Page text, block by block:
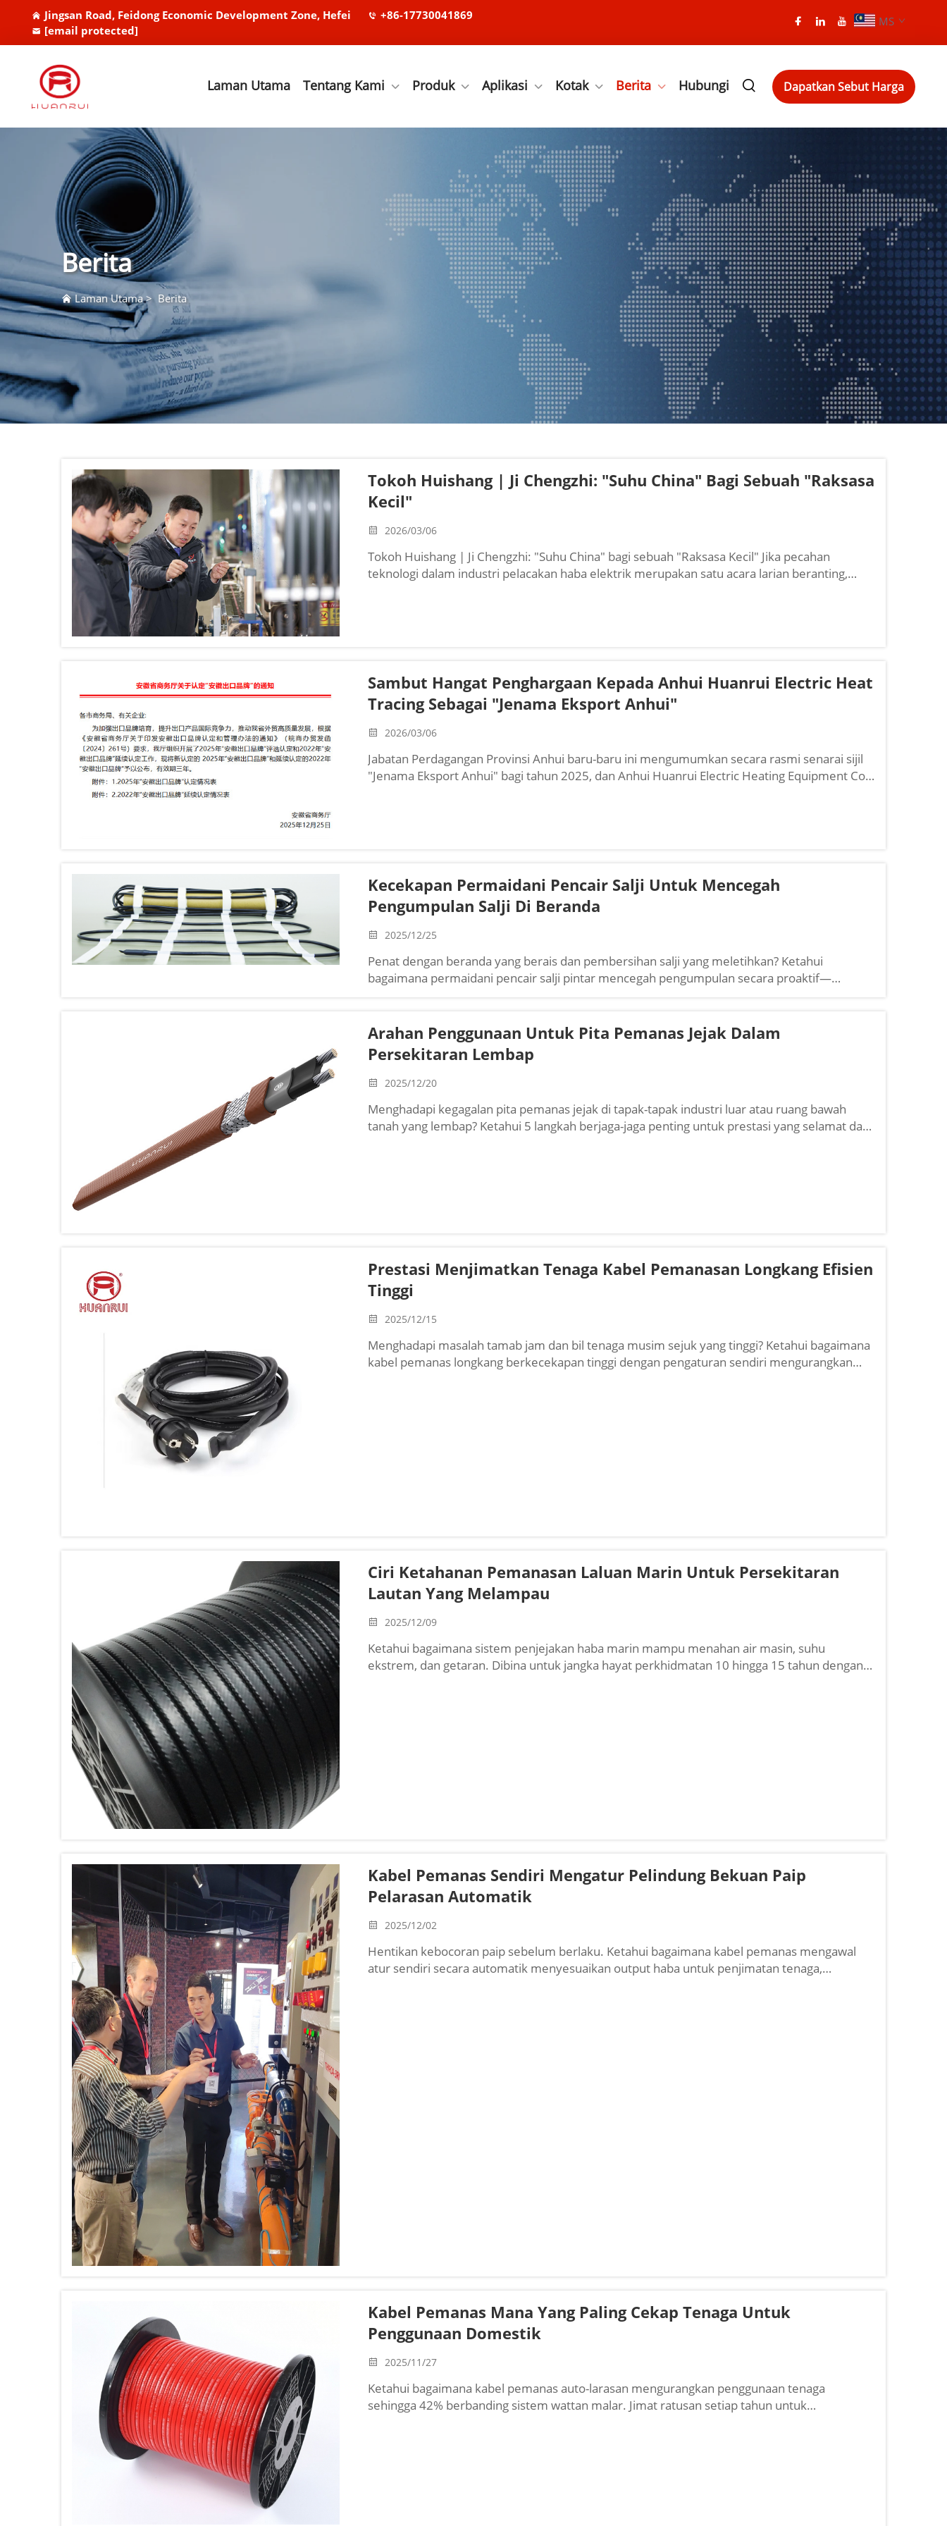
Jingsan Road, Feidong Economic Development Zone, Hefei
+86-17730041869
[email protected]
MS
Laman Utama Tentang Kami Produk Aplikasi Kotak Berita Hubungi Dapatkan Sebut Harga
Berita
Laman Utama> Berita
Tokoh Huishang | Ji Chengzhi: "Suhu China" Bagi Sebuah "Raksasa
Kecil"
2026/03/06
Tokoh Huishang | Ji Chengzhi: "Suhu China" bagi sebuah "Raksasa Kecil" Jika pecahan
teknologi dalam industri pelacakan haba elektrik merupakan satu acara larian beranting,
Sambut Hangat Penghargaan Kepada Anhui Huanrui Electric Heat
Tracing Sebagai "Jenama Eksport Anhui"
2026/03/06
Jabatan Perdagangan Provinsi Anhui baru-baru ini mengumumkan secara rasmi senarai sijil
"Jenama Eksport Anhui" bagi tahun 2025, dan Anhui Huanrui Electric Heating Equipment Co.,
Kecekapan Permaidani Pencair Salji Untuk Mencegah
Pengumpulan Salji Di Beranda
2025/12/25
Penat dengan beranda yang berais dan pembersihan salji yang meletihkan? Ketahui
bagaimana permaidani pencair salji pintar mencegah pengumpulan secara proaktif—
Arahan Penggunaan Untuk Pita Pemanas Jejak Dalam
Persekitaran Lembap
2025/12/20
Menghadapi kegagalan pita pemanas jejak di tapak-tapak industri luar atau ruang bawah
tanah yang lembap? Ketahui 5 langkah berjaga-jaga penting untuk prestasi yang selamat dan
Prestasi Menjimatkan Tenaga Kabel Pemanasan Longkang Efisien
Tinggi
2025/12/15
Menghadapi masalah tamab jam dan bil tenaga musim sejuk yang tinggi? Ketahui bagaimana
kabel pemanas longkang berkecekapan tinggi dengan pengaturan sendiri mengurangkan
Ciri Ketahanan Pemanasan Laluan Marin Untuk Persekitaran
Lautan Yang Melampau
2025/12/09
Ketahui bagaimana sistem penjejakan haba marin mampu menahan air masin, suhu
ekstrem, dan getaran. Dibina untuk jangka hayat perkhidmatan 10 hingga 15 tahun dengan
Kabel Pemanas Sendiri Mengatur Pelindung Bekuan Paip
Pelarasan Automatik
2025/12/02
Hentikan kebocoran paip sebelum berlaku. Ketahui bagaimana kabel pemanas mengawal
atur sendiri secara automatik menyesuaikan output haba untuk penjimatan tenaga,
Kabel Pemanas Mana Yang Paling Cekap Tenaga Untuk
Penggunaan Domestik
2025/11/27
Ketahui bagaimana kabel pemanas auto-larasan mengurangkan penggunaan tenaga
sehingga 42% berbanding sistem wattan malar. Jimat ratusan setiap tahun untuk